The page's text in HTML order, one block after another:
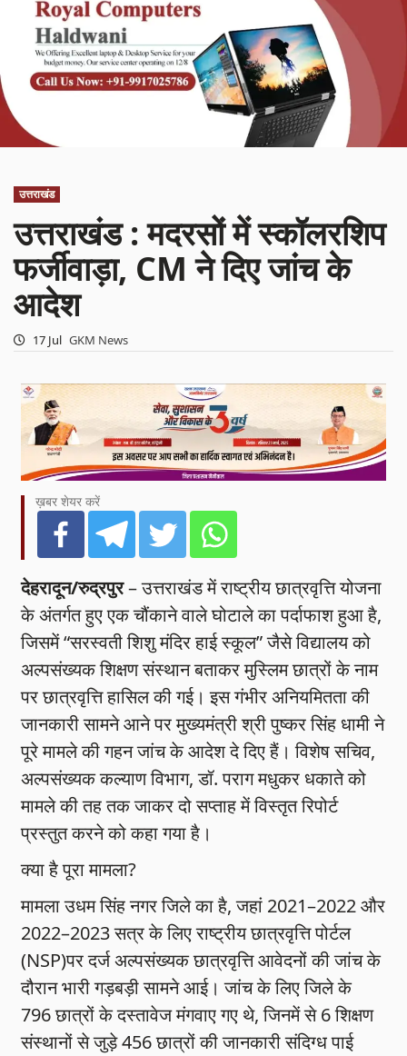
उत्तराखंड
उत्तराखंड : मदरसों में स्कॉलरशिप
फर्जीवाड़ा, CM ने दिए जांच के
आदेश
17 Jul GKM News
ख़बर शेयर करें
देहरादून/रुद्रपुर– उत्तराखंड में राष्ट्रीय छात्रवृत्ति योजना
के अंतर्गत हुए एक चौंकाने वाले घोटाले का पर्दाफाश हुआ है,
जिसमें “सरस्वती शिशु मंदिर हाई स्कूल” जैसे विद्यालय को
अल्पसंख्यक शिक्षण संस्थान बताकर मुस्लिम छात्रों के नाम
पर छात्रवृत्ति हासिल की गई। इस गंभीर अनियमितता की
जानकारी सामने आने पर मुख्यमंत्री श्री पुष्कर सिंह धामी ने
पूरे मामले की गहन जांच के आदेश दे दिए हैं। विशेष सचिव,
अल्पसंख्यक कल्याण विभाग, डॉ. पराग मधुकर धकाते को
मामले की तह तक जाकर दो सप्ताह में विस्तृत रिपोर्ट
प्रस्तुत करने को कहा गया है।
क्या है पूरा मामला?
मामला उधम सिंह नगर जिले का है, जहां 2021–2022 और
2022–2023 सत्र के लिए राष्ट्रीय छात्रवृत्ति पोर्टल
(NSP)पर दर्ज अल्पसंख्यक छात्रवृत्ति आवेदनों की जांच के
दौरान भारी गड़बड़ी सामने आई। जांच के लिए जिले के
796 छात्रों के दस्तावेज मंगवाए गए थे, जिनमें से 6 शिक्षण
संस्थानों से जुड़े 456 छात्रों की जानकारी संदिग्ध पाई